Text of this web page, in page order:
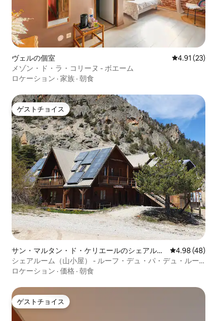
ヴェルの個室 レビュー23
4.91 (23)
メゾン・ド・ラ・コリーヌ - ボエーム
ロケーション · 家族 · 朝食
ゲストチョイス
ゲストチョイス
サン・マルタン・ド・ケリエールのシェアルー
ム
レビュー48
4.98 (48)
シェアルーム（山小屋） - ルーフ・デュ・パ・デュ・ルー
プ
ロケーション · 価格 · 朝食
ゲストチョイス
ゲストチョイス